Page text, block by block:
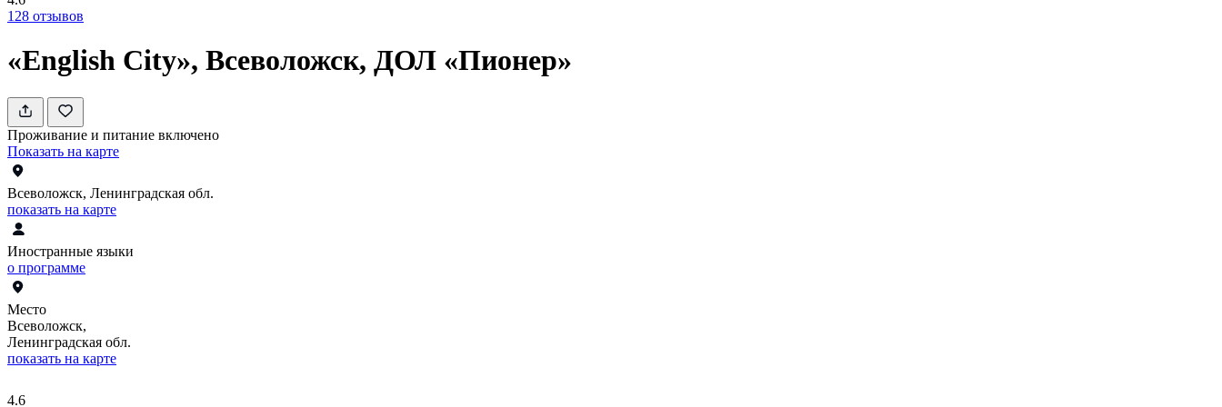
128 отзывов
«English City», Всеволожск, ДОЛ «Пионер»
Проживание и питание включено
Показать на карте
Всеволожск, Ленинградская обл.
показать на карте
Иностранные языки
о программе
Место
Всеволожск,
Ленинградская обл.
показать на карте
4.6